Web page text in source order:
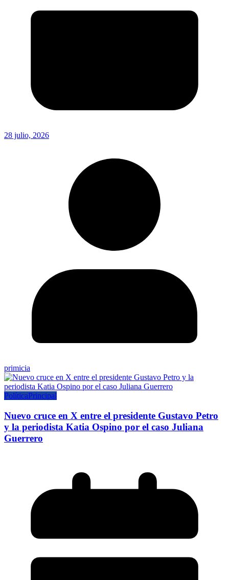
28 julio, 2026
primicia
PolíticaPrincipal
Nuevo cruce en X entre el presidente Gustavo Petro
y la periodista Katia Ospino por el caso Juliana
Guerrero